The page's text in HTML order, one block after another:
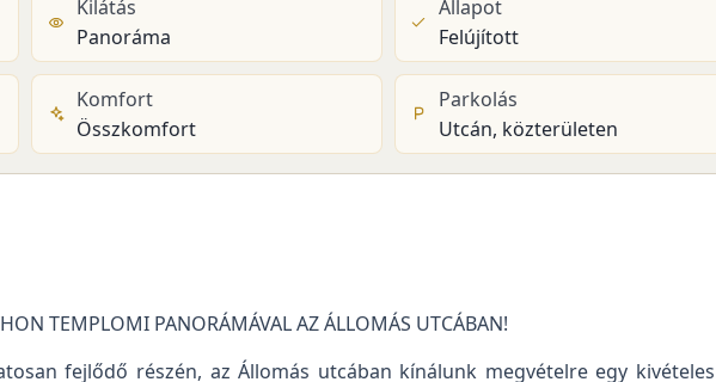
Kilátás
Panoráma
Állapot
Felújított
Komfort
Összkomfort
Parkolás
Utcán, közterületen
TEMPLOMI PANORÁMÁVAL AZ ÁLLOMÁS UTCÁBAN!
fejlődő részén, az Állomás utcában kínálunk megvételre egy kivételes